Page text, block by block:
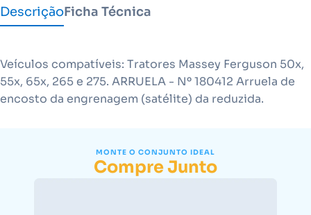
DescriçãoFicha Técnica
Veículos compatíveis: Tratores Massey Ferguson 50x,
55x, 65x, 265 e 275. ARRUELA - Nº 180412 Arruela de
encosto da engrenagem (satélite) da reduzida.
MONTE O CONJUNTO IDEAL
Compre Junto